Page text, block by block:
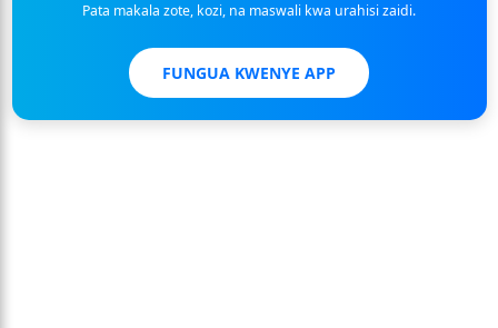
Pata makala zote, kozi, na maswali kwa urahisi zaidi.
FUNGUA KWENYE APP